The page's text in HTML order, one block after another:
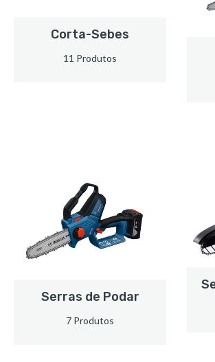
Corta-Sebes
11 Produtos
Serras de Podar
7 Produtos